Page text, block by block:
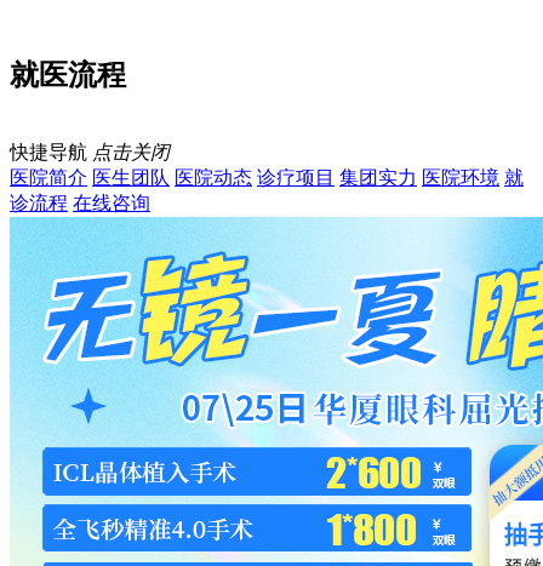
就医流程
快捷导航 点击关闭
医院简介 医生团队 医院动态 诊疗项目 集团实力 医院环境 就
诊流程 在线咨询